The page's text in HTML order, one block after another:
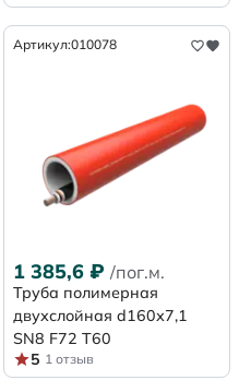
Артикул:010078
1 385,6 ₽ /пог.м.
Труба полимерная
двухслойная d160х7,1
SN8 F72 Т60
5 1 отзыв